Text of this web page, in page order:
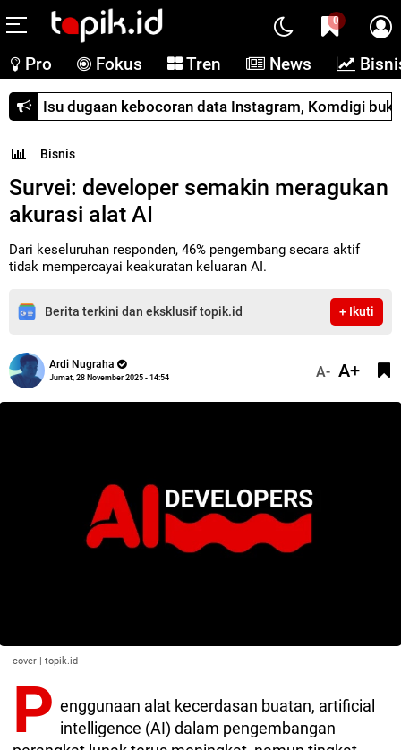
0
Pro Fokus Tren News
Isu dugaan kebocoran data Instagram, Komdigi buka
Bisnis
Survei: developer semakin meragukan
akurasi alat AI
Dari keseluruhan responden, 46% pengembang secara aktif
tidak mempercayai keakuratan keluaran AI.
Berita terkini dan eksklusif topik.id + Ikuti
Ardi Nugraha
Jumat, 28 November 2025 - 14:54 A- A+
cover | topik.id
P enggunaan alat kecerdasan buatan, artificial
intelligence (AI) dalam pengembangan